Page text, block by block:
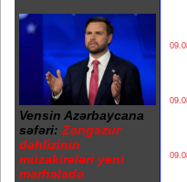
Vensin Azərbaycana
səfəri: Zəngəzur
dəhlizinin
müzakirələri yeni
mərhələdə